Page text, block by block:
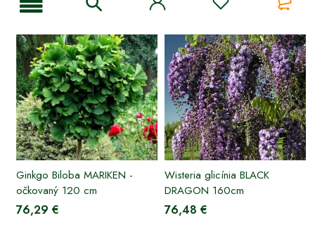
Ginkgo Biloba MARIKEN -
očkovaný 120 cm
76,29 €
Wisteria glicínia BLACK
DRAGON 160cm
76,48 €